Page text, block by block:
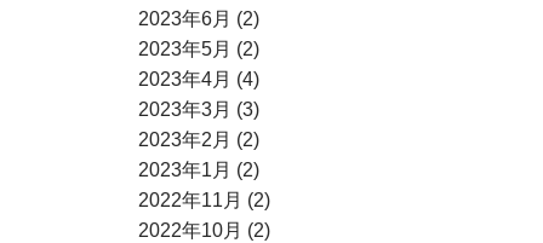
2023年6月 (2)
2023年5月 (2)
2023年4月 (4)
2023年3月 (3)
2023年2月 (2)
2023年1月 (2)
2022年11月 (2)
2022年10月 (2)